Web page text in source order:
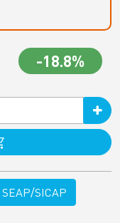
-18.8%
SICAP